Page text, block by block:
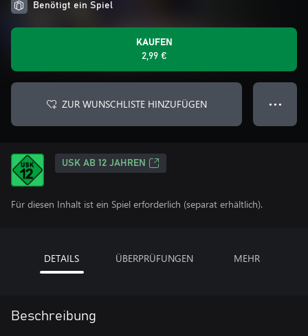
Benötigt ein Spiel
KAUFEN
2,99 €
ZUR WUNSCHLISTE HINZUFÜGEN ● ● ●
USK AB 12 JAHREN
Für diesen Inhalt ist ein Spiel erforderlich (separat erhältlich).
DETAILS ÜBERPRÜFUNGEN MEHR
Beschreibung